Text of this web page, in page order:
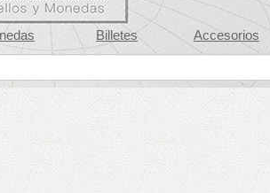
Billetes Accesorios